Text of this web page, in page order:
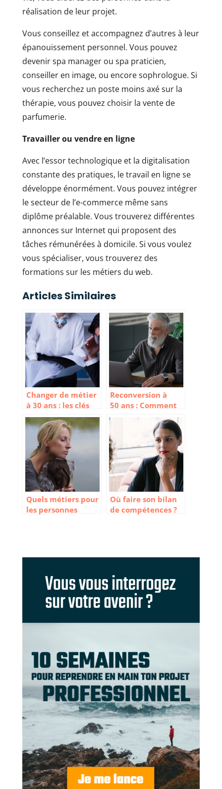
réalisation de leur projet.
Vous conseillez et accompagnez d’autres à leur
épanouissement personnel. Vous pouvez
devenir spa manager ou spa praticien,
conseiller en image, ou encore sophrologue. Si
vous recherchez un poste moins axé sur la
thérapie, vous pouvez choisir la vente de
parfumerie.
Travailler ou vendre en ligne
Avec l’essor technologique et la digitalisation
constante des pratiques, le travail en ligne se
développe énormément. Vous pouvez intégrer
le secteur de l’e-commerce même sans
diplôme préalable. Vous trouverez différentes
annonces sur Internet qui proposent des
tâches rémunérées à domicile. Si vous voulez
vous spécialiser, vous trouverez des
formations sur les métiers du web.
Articles Similaires
Changer de métier
à 30 ans : les clés
d’une reconversion
réussie
Reconversion à
50 ans : Comment
changer de métier
à la cinquantaine ?
Quels métiers pour
les personnes
Où faire son bilan
de compétences ?